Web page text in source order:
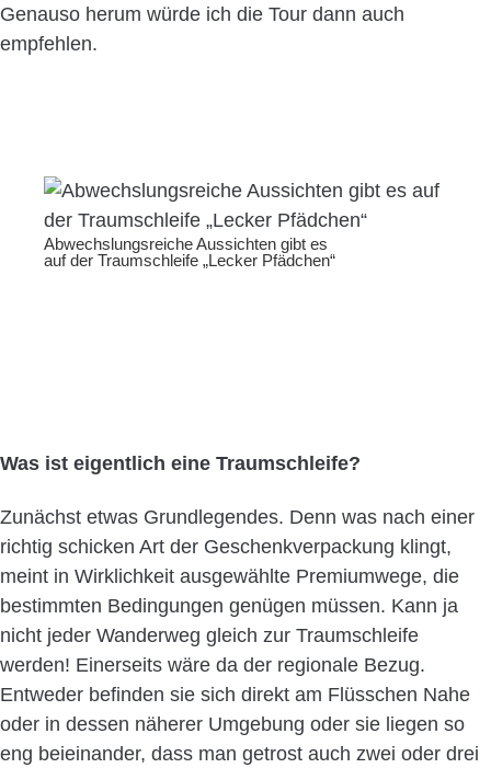
Genauso herum würde ich die Tour dann auch
empfehlen.
Abwechslungsreiche Aussichten gibt es
auf der Traumschleife „Lecker Pfädchen“
Was ist eigentlich eine Traumschleife?
Zunächst etwas Grundlegendes. Denn was nach einer
richtig schicken Art der Geschenkverpackung klingt,
meint in Wirklichkeit ausgewählte Premiumwege, die
bestimmten Bedingungen genügen müssen. Kann ja
nicht jeder Wanderweg gleich zur Traumschleife
werden! Einerseits wäre da der regionale Bezug.
Entweder befinden sie sich direkt am Flüsschen Nahe
oder in dessen näherer Umgebung oder sie liegen so
eng beieinander, dass man getrost auch zwei oder drei